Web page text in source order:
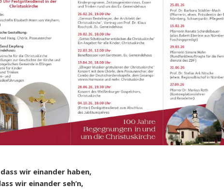
wir einander haben,
wir einander seh’n,